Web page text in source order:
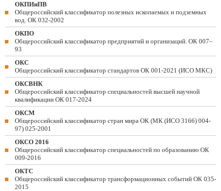
ОКПИиПВ
Общероссийский классификатор полезных ископаемых и подземных
вод. ОК 032-2002
ОКПО
Общероссийский классификатор предприятий и организаций. ОК 007–
93
ОКС
Общероссийский классификатор стандартов ОК 001-2021 (ИСО МКС)
ОКСВНК
Общероссийский классификатор специальностей высшей научной
квалификации ОК 017-2024
ОКСМ
Общероссийский классификатор стран мира ОК (МК (ИСО 3166) 004-
97) 025-2001
ОКСО 2016
Общероссийский классификатор специальностей по образованию ОК
009-2016
ОКТС
Общероссийский классификатор трансформационных событий ОК 035-
2015